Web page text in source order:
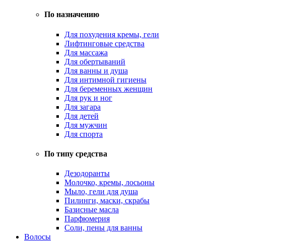
По назначению
Для похудения кремы, гели
Лифтинговые средства
Для массажа
Для обертываний
Для ванны и душа
Для интимной гигиены
Для беременных женщин
Для рук и ног
Для загара
Для детей
Для мужчин
Для спорта
По типу средства
Дезодоранты
Молочко, кремы, лосьоны
Мыло, гели для душа
Пилинги, маски, скрабы
Базисные масла
Парфюмерия
Соли, пены для ванны
Волосы